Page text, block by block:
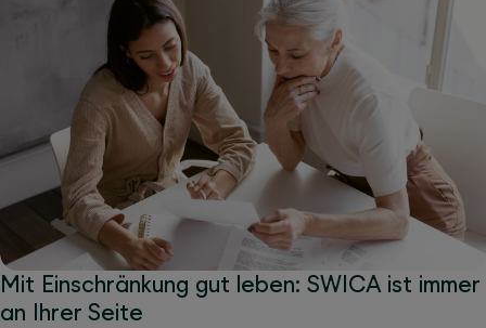
Mit Einschränkung gut leben: SWICA ist immer
an Ihrer Seite